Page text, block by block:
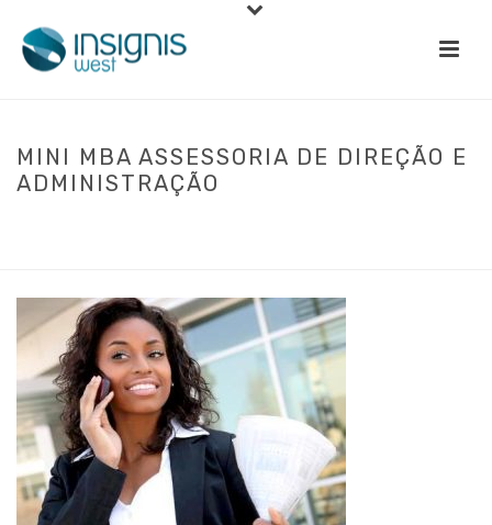
MINI MBA ASSESSORIA DE DIREÇÃO E
ADMINISTRAÇÃO